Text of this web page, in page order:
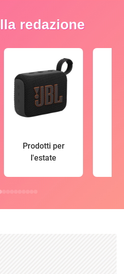
redazione
Prodotti per
l'estate